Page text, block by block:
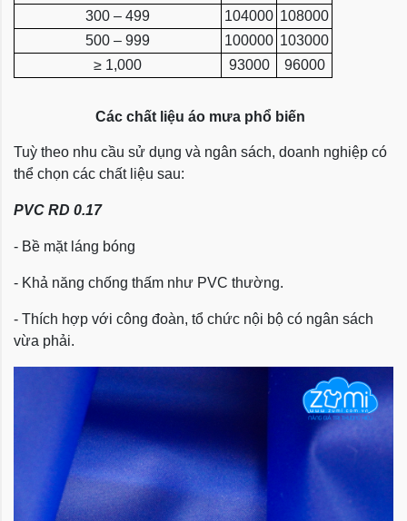
300 – 499
104000 108000
500 – 999
100000 103000
≥ 1,000
93000 96000
Các chất liệu áo mưa phổ biến
Tuỳ theo nhu cầu sử dụng và ngân sách, doanh nghiệp có
thể chọn các chất liệu sau:
PVC RD 0.17
- Bề mặt láng bóng
- Khả năng chống thấm như PVC thường.
- Thích hợp với công đoàn, tổ chức nội bộ có ngân sách
vừa phải.